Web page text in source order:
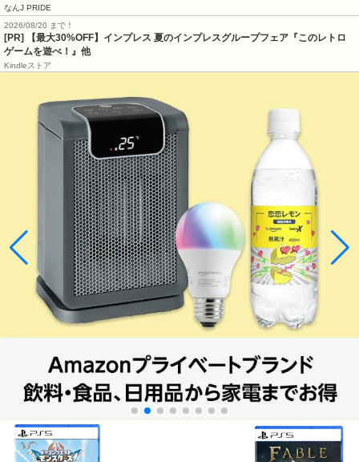
なんJ PRIDE
2026/08/20 まで！
[PR]
【最大30%OFF】インプレス 夏のインプレスグループフェア『このレトロ
ゲームを遊べ！』他
Kindleストア